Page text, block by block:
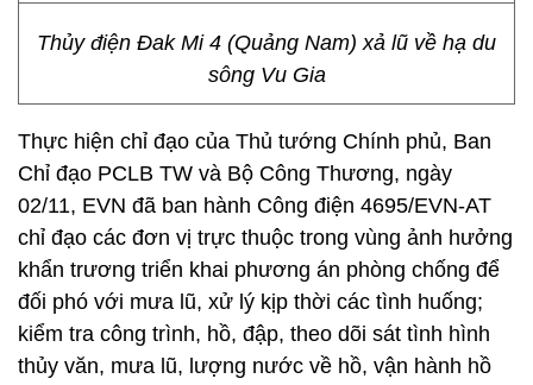
Thủy điện Đak Mi 4 (Quảng Nam) xả lũ về hạ du
sông Vu Gia
Thực hiện chỉ đạo của Thủ tướng Chính phủ, Ban
Chỉ đạo PCLB TW và Bộ Công Thương, ngày
02/11, EVN đã ban hành Công điện 4695/EVN-AT
chỉ đạo các đơn vị trực thuộc trong vùng ảnh hưởng
khẩn trương triển khai phương án phòng chống để
đối phó với mưa lũ, xử lý kịp thời các tình huống;
kiểm tra công trình, hồ, đập, theo dõi sát tình hình
thủy văn, mưa lũ, lượng nước về hồ, vận hành hồ